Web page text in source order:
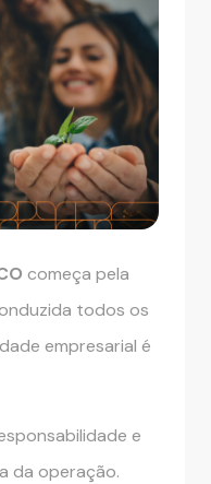
começa pela
todos os
empresarial é
e
da operação.